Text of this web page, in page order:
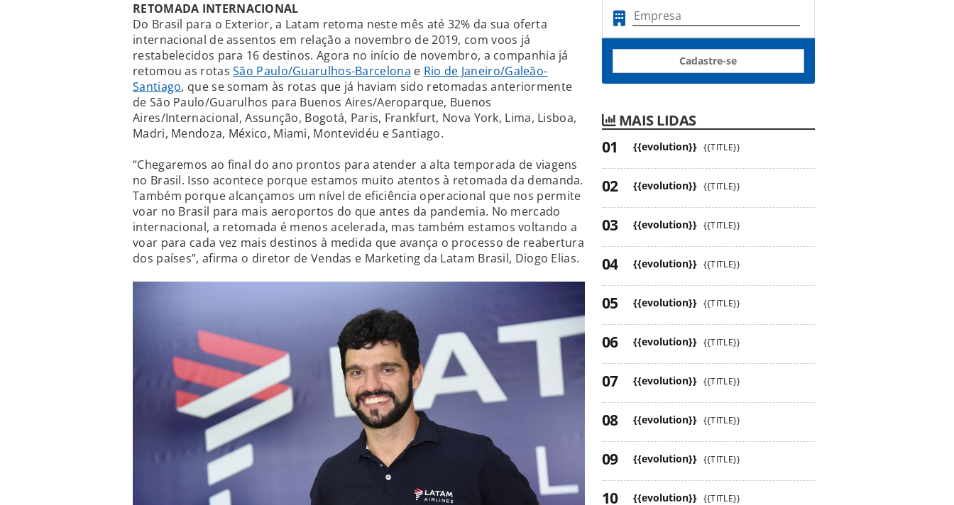
RETOMADA INTERNACIONAL
Do Brasil para o Exterior, a Latam retoma neste mês até 32% da sua oferta
internacional de assentos em relação a novembro de 2019, com voos já
restabelecidos para 16 destinos. Agora no início de novembro, a companhia já
retomou as rotasSão Paulo/Guarulhos-Barcelona e Rio de Janeiro/Galeão-
Santiago, que se somam às rotas que já haviam sido retomadas anteriormente
de São Paulo/Guarulhos para Buenos Aires/Aeroparque, Buenos
Aires/Internacional, Assunção, Bogotá, Paris, Frankfurt, Nova York, Lima, Lisboa,
Madri, Mendoza, México, Miami, Montevidéu e Santiago.
“Chegaremos ao final do ano prontos para atender a alta temporada de viagens
no Brasil. Isso acontece porque estamos muito atentos à retomada da demanda.
Também porque alcançamos um nível de eficiência operacional que nos permite
voar no Brasil para mais aeroportos do que antes da pandemia. No mercado
internacional, a retomada é menos acelerada, mas também estamos voltando a
voar para cada vez mais destinos à medida que avança o processo de reabertura
dos países”, afirma o diretor de Vendas e Marketing da Latam Brasil, Diogo Elias.
Cadastre-se
MAIS LIDAS
{{evolution}} {{TITLE}}
{{evolution}} {{TITLE}}
{{evolution}} {{TITLE}}
{{evolution}} {{TITLE}}
{{evolution}} {{TITLE}}
{{evolution}} {{TITLE}}
{{evolution}} {{TITLE}}
{{evolution}} {{TITLE}}
{{evolution}} {{TITLE}}
{{evolution}} {{TITLE}}